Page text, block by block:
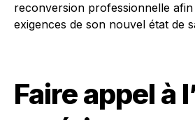
reconversion professionnelle
exigences de son nouvel état de
Faire appel à